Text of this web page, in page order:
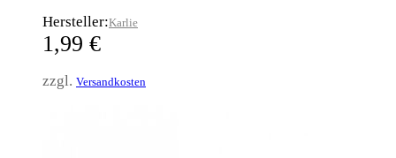
Hersteller:Karlie
1,99 €
zzgl. Versandkosten